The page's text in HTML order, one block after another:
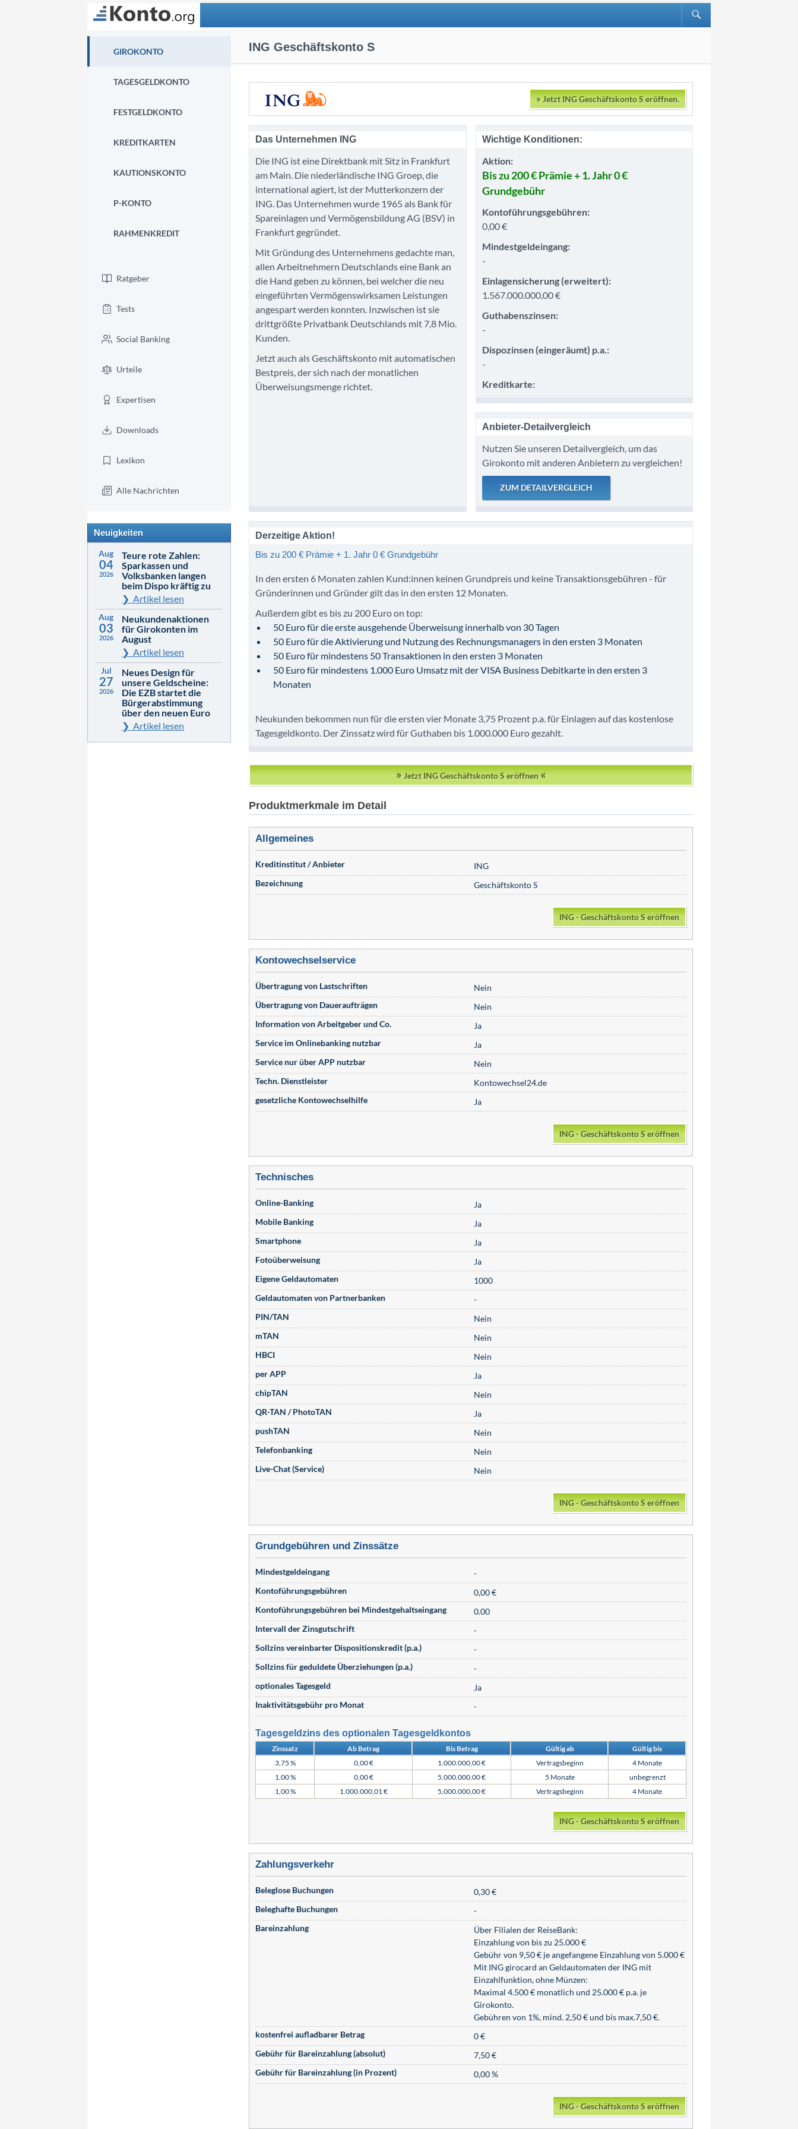
Suchen
ING Geschäftskonto S
»Jetzt ING Geschäftskonto S eröffnen.
Das Unternehmen ING
Die ING ist eine Direktbank mit Sitz in Frankfurt
am Main. Die niederländische ING Groep, die
international agiert, ist der Mutterkonzern der
ING. Das Unternehmen wurde 1965 als Bank für
Spareinlagen und Vermögensbildung AG (BSV) in
Frankfurt gegründet.
Mit Gründung des Unternehmens gedachte man,
allen Arbeitnehmern Deutschlands eine Bank an
die Hand geben zu können, bei welcher die neu
eingeführten Vermögenswirksamen Leistungen
angespart werden konnten. Inzwischen ist sie
drittgrößte Privatbank Deutschlands mit 7,8 Mio.
Kunden.
Jetzt auch als Geschäftskonto mit automatischen
Bestpreis, der sich nach der monatlichen
Überweisungsmenge richtet.
Wichtige Konditionen:
Aktion:
Bis zu 200 € Prämie + 1. Jahr 0 €
Grundgebühr
Kontoführungsgebühren:
0,00 €
Mindestgeldeingang:
-
Einlagensicherung (erweitert):
1.567.000.000,00 €
Guthabenszinsen:
-
Dispozinsen (eingeräumt) p.a.:
-
Kreditkarte:
Anbieter-Detailvergleich
Nutzen Sie unseren Detailvergleich, um das
Girokonto mit anderen Anbietern zu vergleichen!
Derzeitige Aktion!
Bis zu 200 € Prämie + 1. Jahr 0 € Grundgebühr
In den ersten 6 Monaten zahlen Kund:innen keinen Grundpreis und keine Transaktionsgebühren - für
Gründerinnen und Gründer gilt das in den ersten 12 Monaten.
Außerdem gibt es bis zu 200 Euro on top:
50 Euro für die erste ausgehende Überweisung innerhalb von 30 Tagen
50 Euro für die Aktivierung und Nutzung des Rechnungsmanagers in den ersten 3 Monaten
50 Euro für mindestens 50 Transaktionen in den ersten 3 Monaten
50 Euro für mindestens 1.000 Euro Umsatz mit der VISA Business Debitkarte in den ersten 3
Monaten
Neukunden bekommen nun für die ersten vier Monate 3,75 Prozent p.a. für Einlagen auf das kostenlose
Tagesgeldkonto. Der Zinssatz wird für Guthaben bis 1.000.000 Euro gezahlt.
»Jetzt ING Geschäftskonto S eröffnen«
Produktmerkmale im Detail
Allgemeines
Kreditinstitut / Anbieter
ING
Bezeichnung
Geschäftskonto S
ING - Geschäftskonto S eröffnen
Kontowechselservice
Übertragung von Lastschriften
Nein
Übertragung von Daueraufträgen
Nein
Information von Arbeitgeber und Co.
Ja
Service im Onlinebanking nutzbar
Ja
Service nur über APP nutzbar
Nein
Techn. Dienstleister
Kontowechsel24.de
gesetzliche Kontowechselhilfe
Ja
ING - Geschäftskonto S eröffnen
Technisches
Online-Banking
Ja
Mobile Banking
Ja
Smartphone
Ja
Fotoüberweisung
Ja
Eigene Geldautomaten
1000
Geldautomaten von Partnerbanken
-
PIN/TAN
Nein
mTAN
Nein
HBCI
Nein
per APP
Ja
chipTAN
Nein
QR-TAN / PhotoTAN
Ja
pushTAN
Nein
Telefonbanking
Nein
Live-Chat (Service)
Nein
ING - Geschäftskonto S eröffnen
Grundgebühren und Zinssätze
Mindestgeldeingang
-
Kontoführungsgebühren
0,00 €
Kontoführungsgebühren bei Mindestgehaltseingang
0.00
Intervall der Zinsgutschrift
-
Sollzins vereinbarter Dispositionskredit (p.a.)
-
Sollzins für geduldete Überziehungen (p.a.)
-
optionales Tagesgeld
Ja
Inaktivitätsgebühr pro Monat
-
Tagesgeldzins des optionalen Tagesgeldkontos
Zinssatz Ab Betrag Bis Betrag Gültig ab
Gültig bis
3,75 %
0,00 € 1.000.000,00 € Vertragsbeginn
4 Monate
1,00 %
0,00 € 5.000.000,00 € 5 Monate
unbegrenzt
1,00 %
1.000.000,01 € 5.000.000,00 € Vertragsbeginn 4 Monate
ING - Geschäftskonto S eröffnen
Zahlungsverkehr
Beleglose Buchungen
0,30 €
Beleghafte Buchungen
-
Bareinzahlung
Über Filialen der ReiseBank:
Einzahlung von bis zu 25.000 €
Gebühr von 9,50 € je angefangene Einzahlung von 5.000 €
Mit ING girocard an Geldautomaten der ING mit
Einzahlfunktion, ohne Münzen:
Maximal 4.500 € monatlich und 25.000 € p.a. je
Girokonto.
Gebühren von 1%, mind. 2,50 € und bis max.7,50 €.
kostenfrei aufladbarer Betrag
0 €
Gebühr für Bareinzahlung (absolut)
7,50 €
Gebühr für Bareinzahlung (in Prozent)
0,00 %
ING - Geschäftskonto S eröffnen
GIROKONTO
TAGESGELDKONTO
FESTGELDKONTO
KREDITKARTEN
KAUTIONSKONTO
P-KONTO
RAHMENKREDIT
Ratgeber
Tests
Social Banking
Urteile
Expertisen
Downloads
Lexikon
Alle Nachrichten
Neuigkeiten
Teure rote Zahlen:
Sparkassen und
Volksbanken langen
beim Dispo kräftig zu
Artikel lesen
Aug
04
2026
Neukundenaktionen
für Girokonten im
August
Artikel lesen
Aug
03
2026
Neues Design für
unsere Geldscheine:
Die EZB startet die
Bürgerabstimmung
über den neuen Euro
Artikel lesen
Jul
27
2026